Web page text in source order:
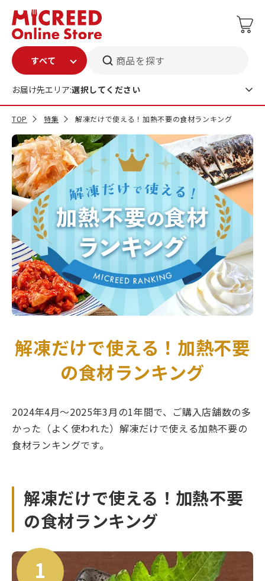
商品を探す
お届け先エリア:選択してください
TOP 特集 解凍だけで使える！加熱不要の食材ランキング
解凍だけで使える！加熱不要
の食材ランキング
2024年4月～2025年3月の1年間で、ご購入店舗数の多
かった（よく使われた）解凍だけで使える加熱不要の
食材ランキングです。
解凍だけで使える！加熱不要
の食材ランキング